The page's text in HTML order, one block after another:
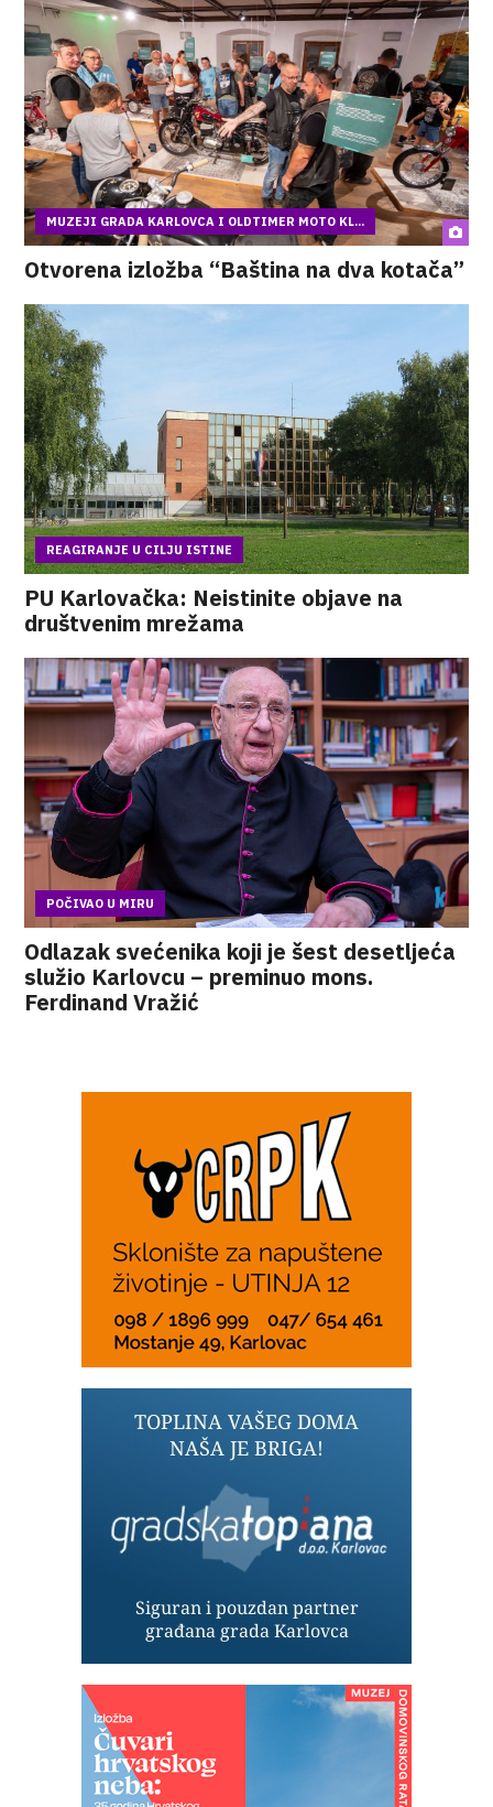
MUZEJI GRADA KARLOVCA I OLDTIMER MOTO KL...
Otvorena izložba “Baština na dva kotača”
REAGIRANJE U CILJU ISTINE
PU Karlovačka: Neistinite objave na
društvenim mrežama
POČIVAO U MIRU
Odlazak svećenika koji je šest desetljeća
služio Karlovcu – preminuo mons.
Ferdinand Vražić